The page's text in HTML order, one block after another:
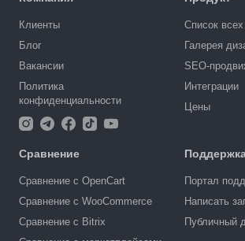
Клиенты
Блог
Вакансии
Политика
конфиденциальности
Список
Галерея
SEO-
Интеграции
Цены
Сравнение
Сравнение с OpenCart
Сравнение с WooCommerce
Сравнение с Bitrix
Портал
Написать
Публичный